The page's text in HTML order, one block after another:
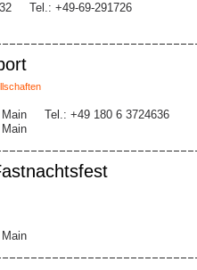
Tel.: +49-69-291726
Tel.: +49 180 6 3724636